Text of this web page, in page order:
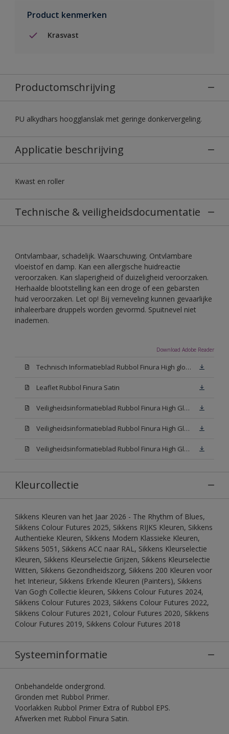
Product kenmerken
Krasvast
Productomschrijving
PU alkydhars hoogglanslak met geringe donkervergeling.
Applicatie beschrijving
Kwast en roller
Technische & veiligheidsdocumentatie
Ontvlambaar, schadelijk. Waarschuwing. Ontvlambare
vloeistof en damp. Kan een allergische huidreactie
veroorzaken. Kan slaperigheid of duizeligheid veroorzaken.
Herhaalde blootstelling kan een droge of een gebarsten
huid veroorzaken. Let op! Bij verneveling kunnen gevaarlijke
inhaleerbare druppels worden gevormd. Spuitnevel niet
inademen.
Download Adobe Reader
Technisch Informatieblad Rubbol Finura High gloss (PDF)
Leaflet Rubbol Finura Satin
Veiligheidsinformatieblad Rubbol Finura High Gloss W05 (MSDS)
Veiligheidsinformatieblad Rubbol Finura High Gloss White (MSDS)
Veiligheidsinformatieblad Rubbol Finura High Gloss N00 (MSDS)
Kleurcollectie
Sikkens Kleuren van het Jaar 2026 - The Rhythm of Blues,
Sikkens Colour Futures 2025, Sikkens RIJKS Kleuren, Sikkens
Authentieke Kleuren, Sikkens Modern Klassieke Kleuren,
Sikkens 5051, Sikkens ACC naar RAL, Sikkens Kleurselectie
Kleuren, Sikkens Kleurselectie Grijzen, Sikkens Kleurselectie
Witten, Sikkens Gezondheidszorg, Sikkens 200 Kleuren voor
het Interieur, Sikkens Erkende Kleuren (Painters), Sikkens
Van Gogh Collectie kleuren, Sikkens Colour Futures 2024,
Sikkens Colour Futures 2023, Sikkens Colour Futures 2022,
Sikkens Colour Futures 2021, Colour Futures 2020, Sikkens
Colour Futures 2019, Sikkens Colour Futures 2018
Systeeminformatie
Onbehandelde ondergrond.
Gronden met Rubbol Primer.
Voorlakken Rubbol Primer Extra of Rubbol EPS.
Afwerken met Rubbol Finura Satin.